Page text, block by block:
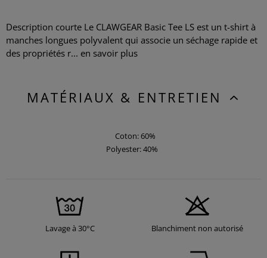
Description courte Le CLAWGEAR Basic Tee LS est un t-shirt à
manches longues polyvalent qui associe un séchage rapide et
des propriétés r... en savoir plus
MATÉRIAUX & ENTRETIEN
Coton: 60%
Polyester: 40%
Lavage à 30°C Blanchiment non autorisé